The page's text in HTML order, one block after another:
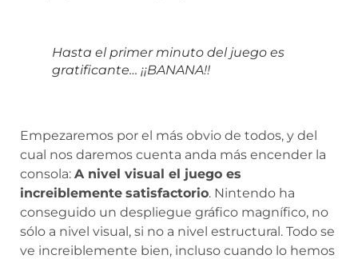
Hasta el primer minuto del juego es
gratificante… ¡¡BANANA!!
Empezaremos por el más obvio de todos, y del
cual nos daremos cuenta anda más encender la
consola: A nivel visual el juego es
increiblemente satisfactorio. Nintendo ha
conseguido un despliegue gráfico magnífico, no
sólo a nivel visual, si no a nivel estructural. Todo se
ve increiblemente bien, incluso cuando lo hemos